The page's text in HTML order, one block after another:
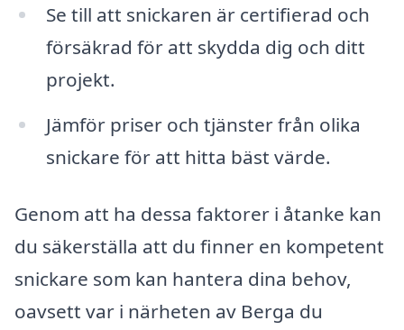
Se till att snickaren är certifierad och
försäkrad för att skydda dig och ditt
projekt.
Jämför priser och tjänster från olika
snickare för att hitta bäst värde.
Genom att ha dessa faktorer i åtanke kan
du säkerställa att du finner en kompetent
snickare som kan hantera dina behov,
oavsett var i närheten av Berga du